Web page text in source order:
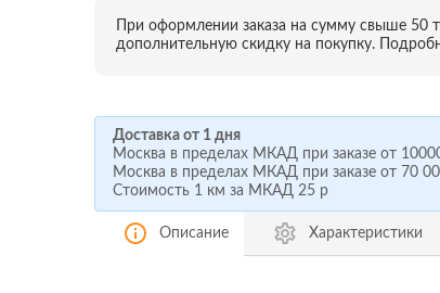
При оформлении заказа на сумму свыше 50
дополнительную скидку на покупку.
Доставка от 1 дня
Москва в пределах МКАД при заказе от
Москва в пределах МКАД при заказе от 70
Стоимость 1 км за МКАД 25 р
Описание Характеристики